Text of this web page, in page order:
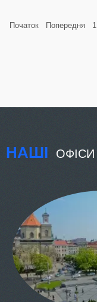
Початок Попередня 1
НАШІ ОФІСИ